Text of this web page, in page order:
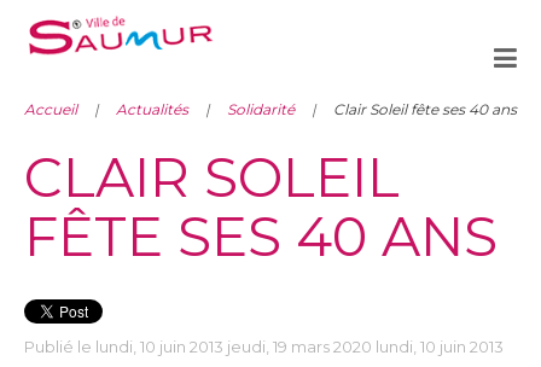
Accueil Actualités Solidarité Clair Soleil fête ses 40 ans
CLAIR SOLEIL
FÊTE SES 40 ANS
Publié le lundi, 10 juin 2013 jeudi, 19 mars 2020 lundi, 10 juin 2013